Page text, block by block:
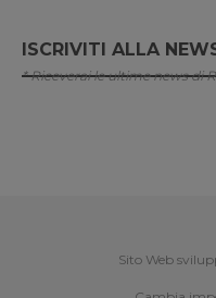
ISCRIVITI ALLA
* Riceverai le ultime news di
Sito Web